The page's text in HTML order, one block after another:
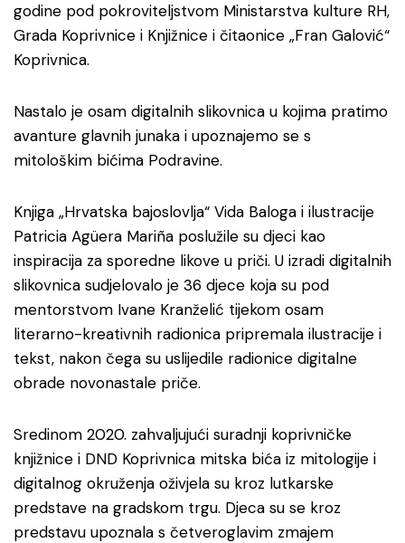
godine pod pokroviteljstvom Ministarstva kulture RH,
Grada Koprivnice i Knjižnice i čitaonice „Fran Galović“
Koprivnica.
Nastalo je osam digitalnih slikovnica u kojima pratimo
avanture glavnih junaka i upoznajemo se s
mitološkim bićima Podravine.
Knjiga „Hrvatska bajoslovlja“ Vida Baloga i ilustracije
Patricia Agüera Mariña poslužile su djeci kao
inspiracija za sporedne likove u priči. U izradi digitalnih
slikovnica sudjelovalo je 36 djece koja su pod
mentorstvom Ivane Kranželić tijekom osam
literarno-kreativnih radionica pripremala ilustracije i
tekst, nakon čega su uslijedile radionice digitalne
obrade novonastale priče.
Sredinom 2020. zahvaljujući suradnji koprivničke
knjižnice i DND Koprivnica mitska bića iz mitologije i
digitalnog okruženja oživjela su kroz lutkarske
predstave na gradskom trgu. Djeca su se kroz
predstavu upoznala s četveroglavim zmajem